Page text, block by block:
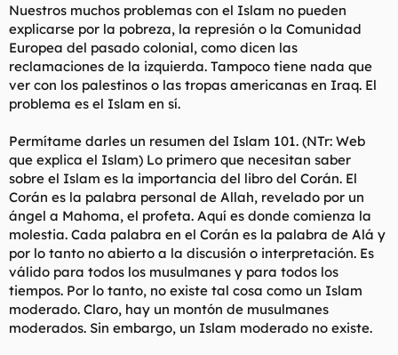
Nuestros muchos problemas con el Islam no pueden
explicarse por la pobreza, la represión o la Comunidad
Europea del pasado colonial, como dicen las
reclamaciones de la izquierda. Tampoco tiene nada que
ver con los palestinos o las tropas americanas en Iraq. El
problema es el Islam en sí.
Permítame darles un resumen del Islam 101. (NTr: Web
que explica el Islam) Lo primero que necesitan saber
sobre el Islam es la importancia del libro del Corán. El
Corán es la palabra personal de Allah, revelado por un
ángel a Mahoma, el profeta. Aquí es donde comienza la
molestia. Cada palabra en el Corán es la palabra de Alá y
por lo tanto no abierto a la discusión o interpretación. Es
válido para todos los musulmanes y para todos los
tiempos. Por lo tanto, no existe tal cosa como un Islam
moderado. Claro, hay un montón de musulmanes
moderados. Sin embargo, un Islam moderado no existe.